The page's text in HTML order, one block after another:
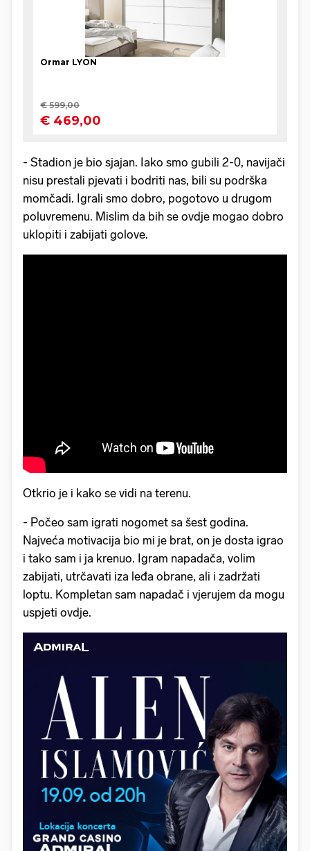
- Stadion je bio sjajan. Iako smo gubili 2-0, navijači
nisu prestali pjevati i bodriti nas, bili su podrška
momčadi. Igrali smo dobro, pogotovo u drugom
poluvremenu. Mislim da bih se ovdje mogao dobro
uklopiti i zabijati golove.
Otkrio je i kako se vidi na terenu.
- Počeo sam igrati nogomet sa šest godina.
Najveća motivacija bio mi je brat, on je dosta igrao
i tako sam i ja krenuo. Igram napadača, volim
zabijati, utrčavati iza leđa obrane, ali i zadržati
loptu. Kompletan sam napadač i vjerujem da mogu
uspjeti ovdje.